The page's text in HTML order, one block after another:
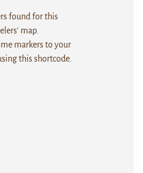
found for this
map.
markers to your
this shortcode.